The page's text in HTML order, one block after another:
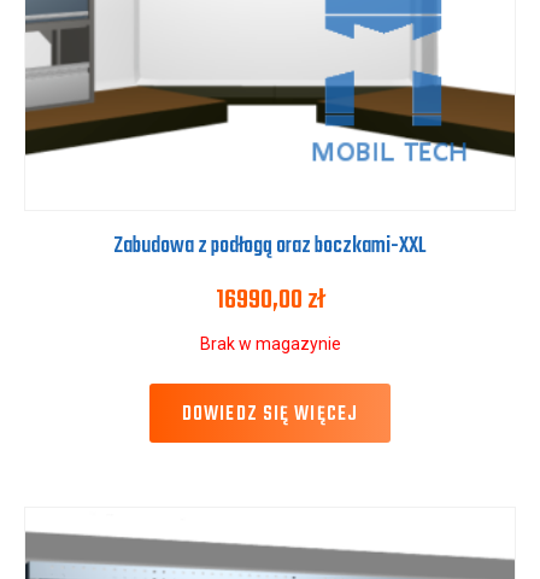
Zabudowa z podłogą oraz boczkami-XXL
16990,00zł
Brak w magazynie
DOWIEDZ SIĘ WIĘCEJ